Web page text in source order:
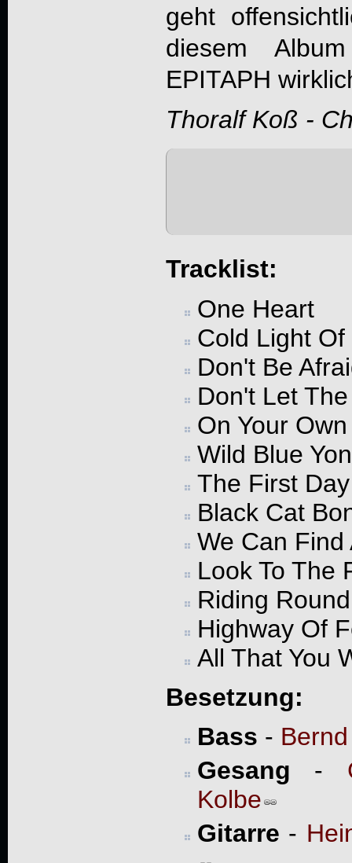
geht
diesem
EPITAPH
Thoralf Koß -
Tracklist:
One Heart
Cold Light Of
Don't Be
Don't Let
On Your Own
Wild Blue
The First Day
Black Cat
We Can Find
Look To The
Riding
Highway Of
All That You
Besetzung:
Bass -
Gesang -
Kolbe
Gitarre -